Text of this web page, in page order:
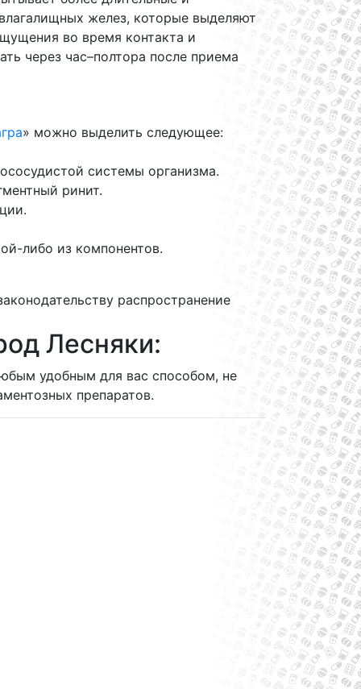
желез, которые выделяют
во время контакта и
через час–полтора после приема
» можно выделить следующее:
системы организма.
ринит.
либо из компонентов.
распространение
Лесняки:
удобным для вас способом, не
препаратов.